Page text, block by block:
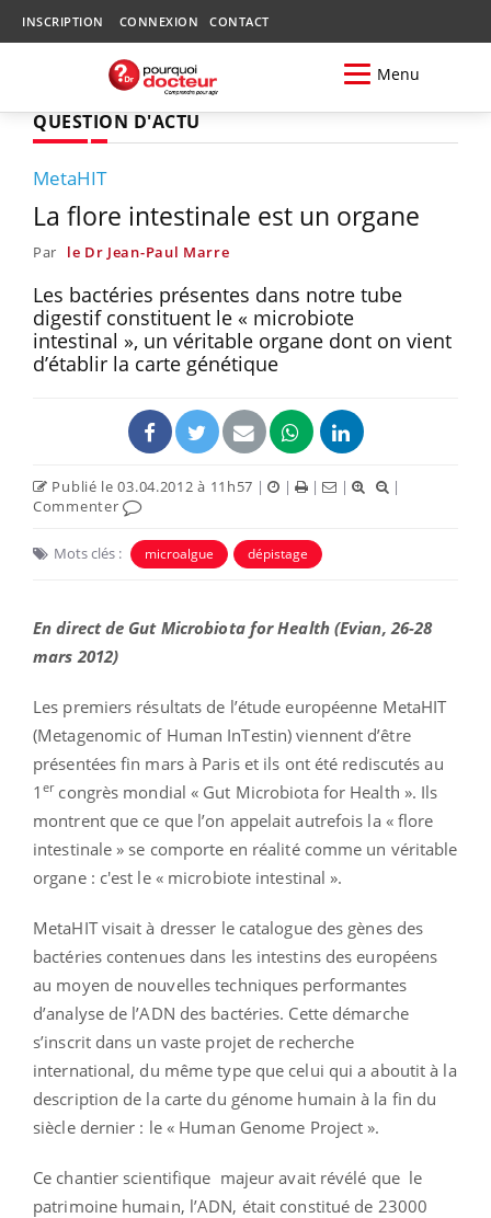
INSCRIPTION CONNEXION CONTACT
Menu
QUESTION D'ACTU
MetaHIT
La flore intestinale est un organe
Par le Dr Jean-Paul Marre
Les bactéries présentes dans notre tube
digestif constituent le « microbiote
intestinal », un véritable organe dont on vient
d’établir la carte génétique
Publié le 03.04.2012 à 11h57 | | | |
|
Commenter
Mots clés : microalgue dépistage
En direct de Gut Microbiota for Health (Evian, 26-28
mars 2012)
Les premiers résultats de l’étude européenne MetaHIT
(Metagenomic of Human InTestin) viennent d’être
présentées fin mars à Paris et ils ont été rediscutés au
1ercongrès mondial « Gut Microbiota for Health ». Ils
montrent que ce que l’on appelait autrefois la « flore
intestinale » se comporte en réalité comme un véritable
organe : c'est le « microbiote intestinal ».
MetaHIT visait à dresser le catalogue des gènes des
bactéries contenues dans les intestins des européens
au moyen de nouvelles techniques performantes
d’analyse de l’ADN des bactéries. Cette démarche
s’inscrit dans un vaste projet de recherche
international, du même type que celui qui a aboutit à la
description de la carte du génome humain à la fin du
siècle dernier : le « Human Genome Project ».
Ce chantier scientifique majeur avait révélé que le
patrimoine humain, l’ADN, était constitué de 23000